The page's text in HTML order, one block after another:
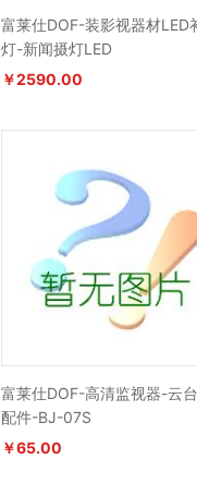
富莱仕DOF-装影视器材LED
灯-新闻摄灯LED
￥2590.00
富莱仕DOF-高清监视器-云
配件-BJ-07S
￥65.00